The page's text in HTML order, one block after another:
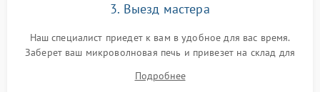
3. Выезд мастера
Наш специалист приедет к вам в удобное для вас время.
Заберет ваш микроволновая печь и привезет на склад для
Подробнее